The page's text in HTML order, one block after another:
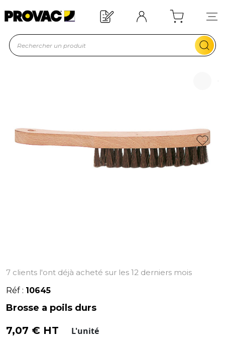
Offre de bienvenue : 20€ offerts !
En savoir plus
7 clients l'ont déjà acheté sur les 12 derniers mois
Réf : 10645
Brosse a poils durs
7,07 € HT L'unité